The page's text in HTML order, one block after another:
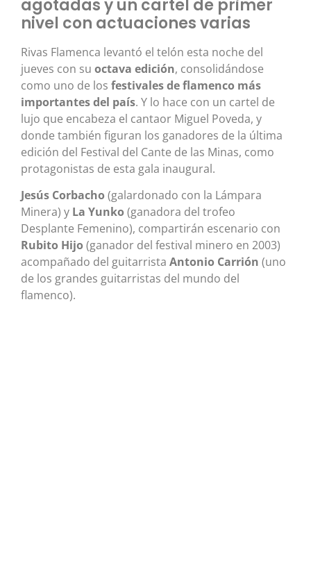
agotadas y un cartel de primer
nivel con actuaciones varias
Rivas Flamenca levantó el telón esta noche del
jueves con su octava edición, consolidándose
como uno de los festivales de flamenco más
importantes del país. Y lo hace con un cartel de
lujo que encabeza el cantaor Miguel Poveda, y
donde también figuran los ganadores de la última
edición del Festival del Cante de las Minas, como
protagonistas de esta gala inaugural.
Jesús Corbacho (galardonado con la Lámpara
Minera) y La Yunko (ganadora del trofeo
Desplante Femenino), compartirán escenario con
Rubito Hijo (ganador del festival minero en 2003)
acompañado del guitarrista Antonio Carrión (uno
de los grandes guitarristas del mundo del
flamenco).